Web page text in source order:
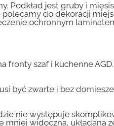
Podkład jest gruby i
do dekoracji
ochronnym
fronty szaf i kuchenne
być zwarte i bez
nie występuje
mniej widoczna, układana